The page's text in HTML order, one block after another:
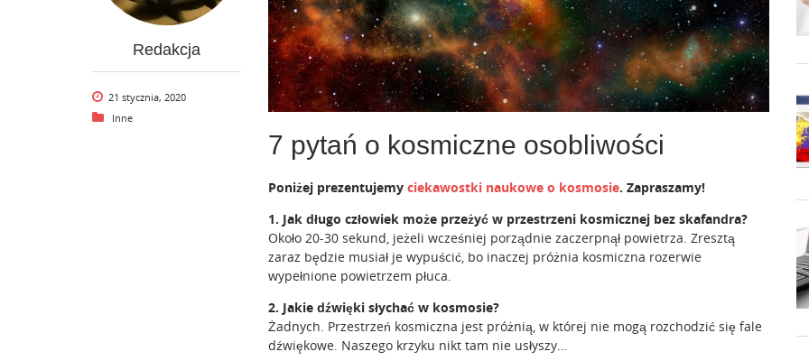
Redakcja
21 stycznia, 2020
Inne
7 pytań o kosmiczne osobliwości
Poniżej prezentujemy ciekawostki naukowe o kosmosie. Zapraszamy!
1. Jak długo człowiek może przeżyć w przestrzeni kosmicznej bez skafandra?
Około 20-30 sekund, jeżeli wcześniej porządnie zaczerpnął powietrza. Zresztą
zaraz będzie musiał je wypuścić, bo inaczej próżnia kosmiczna rozerwie
wypełnione powietrzem płuca.
2. Jakie dźwięki słychać w kosmosie?
Żadnych. Przestrzeń kosmiczna jest próżnią, w której nie mogą rozchodzić się fale
dźwiękowe. Naszego krzyku nikt tam nie usłyszy…